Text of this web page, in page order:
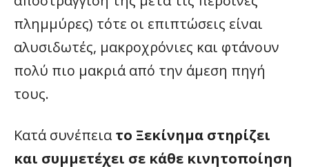
πλημμύρες) τότε οι επιπτώσεις είναι
αλυσιδωτές, μακροχρόνιες και φτάνουν
πολύ πιο μακριά από την άμεση πηγή
τους.
Κατά συνέπειατο Ξεκίνημα στηρίζει
και συμμετέχει σε κάθε κινητοποίηση